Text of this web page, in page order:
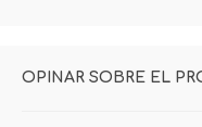
OPINAR SOBRE EL